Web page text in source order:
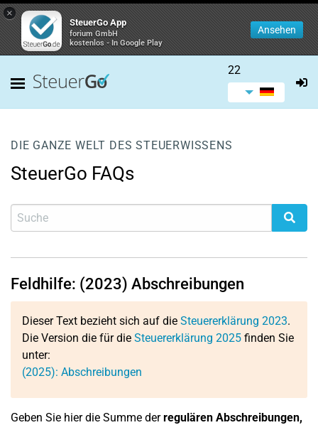
×
SteuerGo App
forium GmbH
kostenlos - In Google Play
Ansehen
22
DIE GANZE WELT DES STEUERWISSENS
SteuerGo FAQs
Feldhilfe: (2023) Abschreibungen
Dieser Text bezieht sich auf die Steuererklärung 2023.
Die Version die für die Steuererklärung 2025 finden Sie
unter:
(2025): Abschreibungen
Geben Sie hier die Summe derregulären Abschreibungen,